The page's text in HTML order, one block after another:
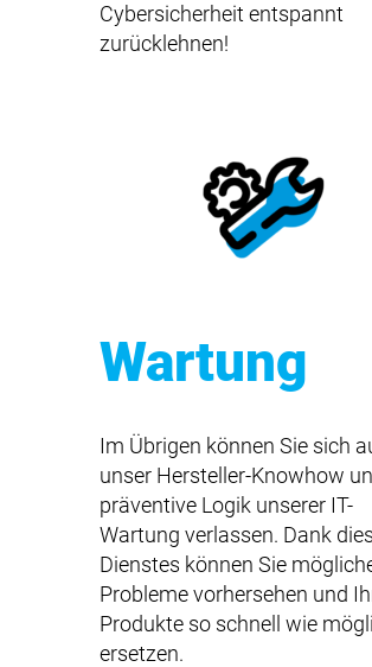
Cybersicherheit entspannt
zurücklehnen!
Wartung
Im Übrigen können Sie sich
unser Hersteller-Knowhow
präventive Logik unserer IT-
Wartung verlassen. Dank
Dienstes können Sie
Probleme vorhersehen und
Produkte so schnell wie
ersetzen.